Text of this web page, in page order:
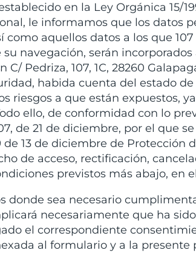
en la Ley Orgánica 15/
le informamos que los datos
como aquellos datos a los que
navegación, serán
C/ Pedriza, 107, 1C, 28260
habida cuenta del estado
riesgos a que están expuestos,
ello, de conformidad con lo
de 21 de diciembre, por el que
de 13 de diciembre de Protección
de acceso, rectificación,
previstos más abajo, en
donde sea necesario
necesariamente que ha
el correspondiente
al formulario y a la presente